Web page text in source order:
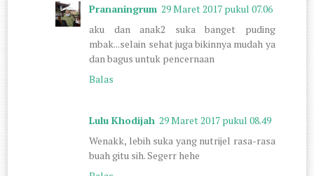
Prananingrum 29 Maret 2017 pukul 07.06
aku dan anak2 suka banget puding
mbak...selain sehat juga bikinnya mudah ya
dan bagus untuk pencernaan
Balas
Lulu Khodijah 29 Maret 2017 pukul 08.49
Wenakk, lebih suka yang nutrijel rasa-rasa
buah gitu sih. Segerr hehe